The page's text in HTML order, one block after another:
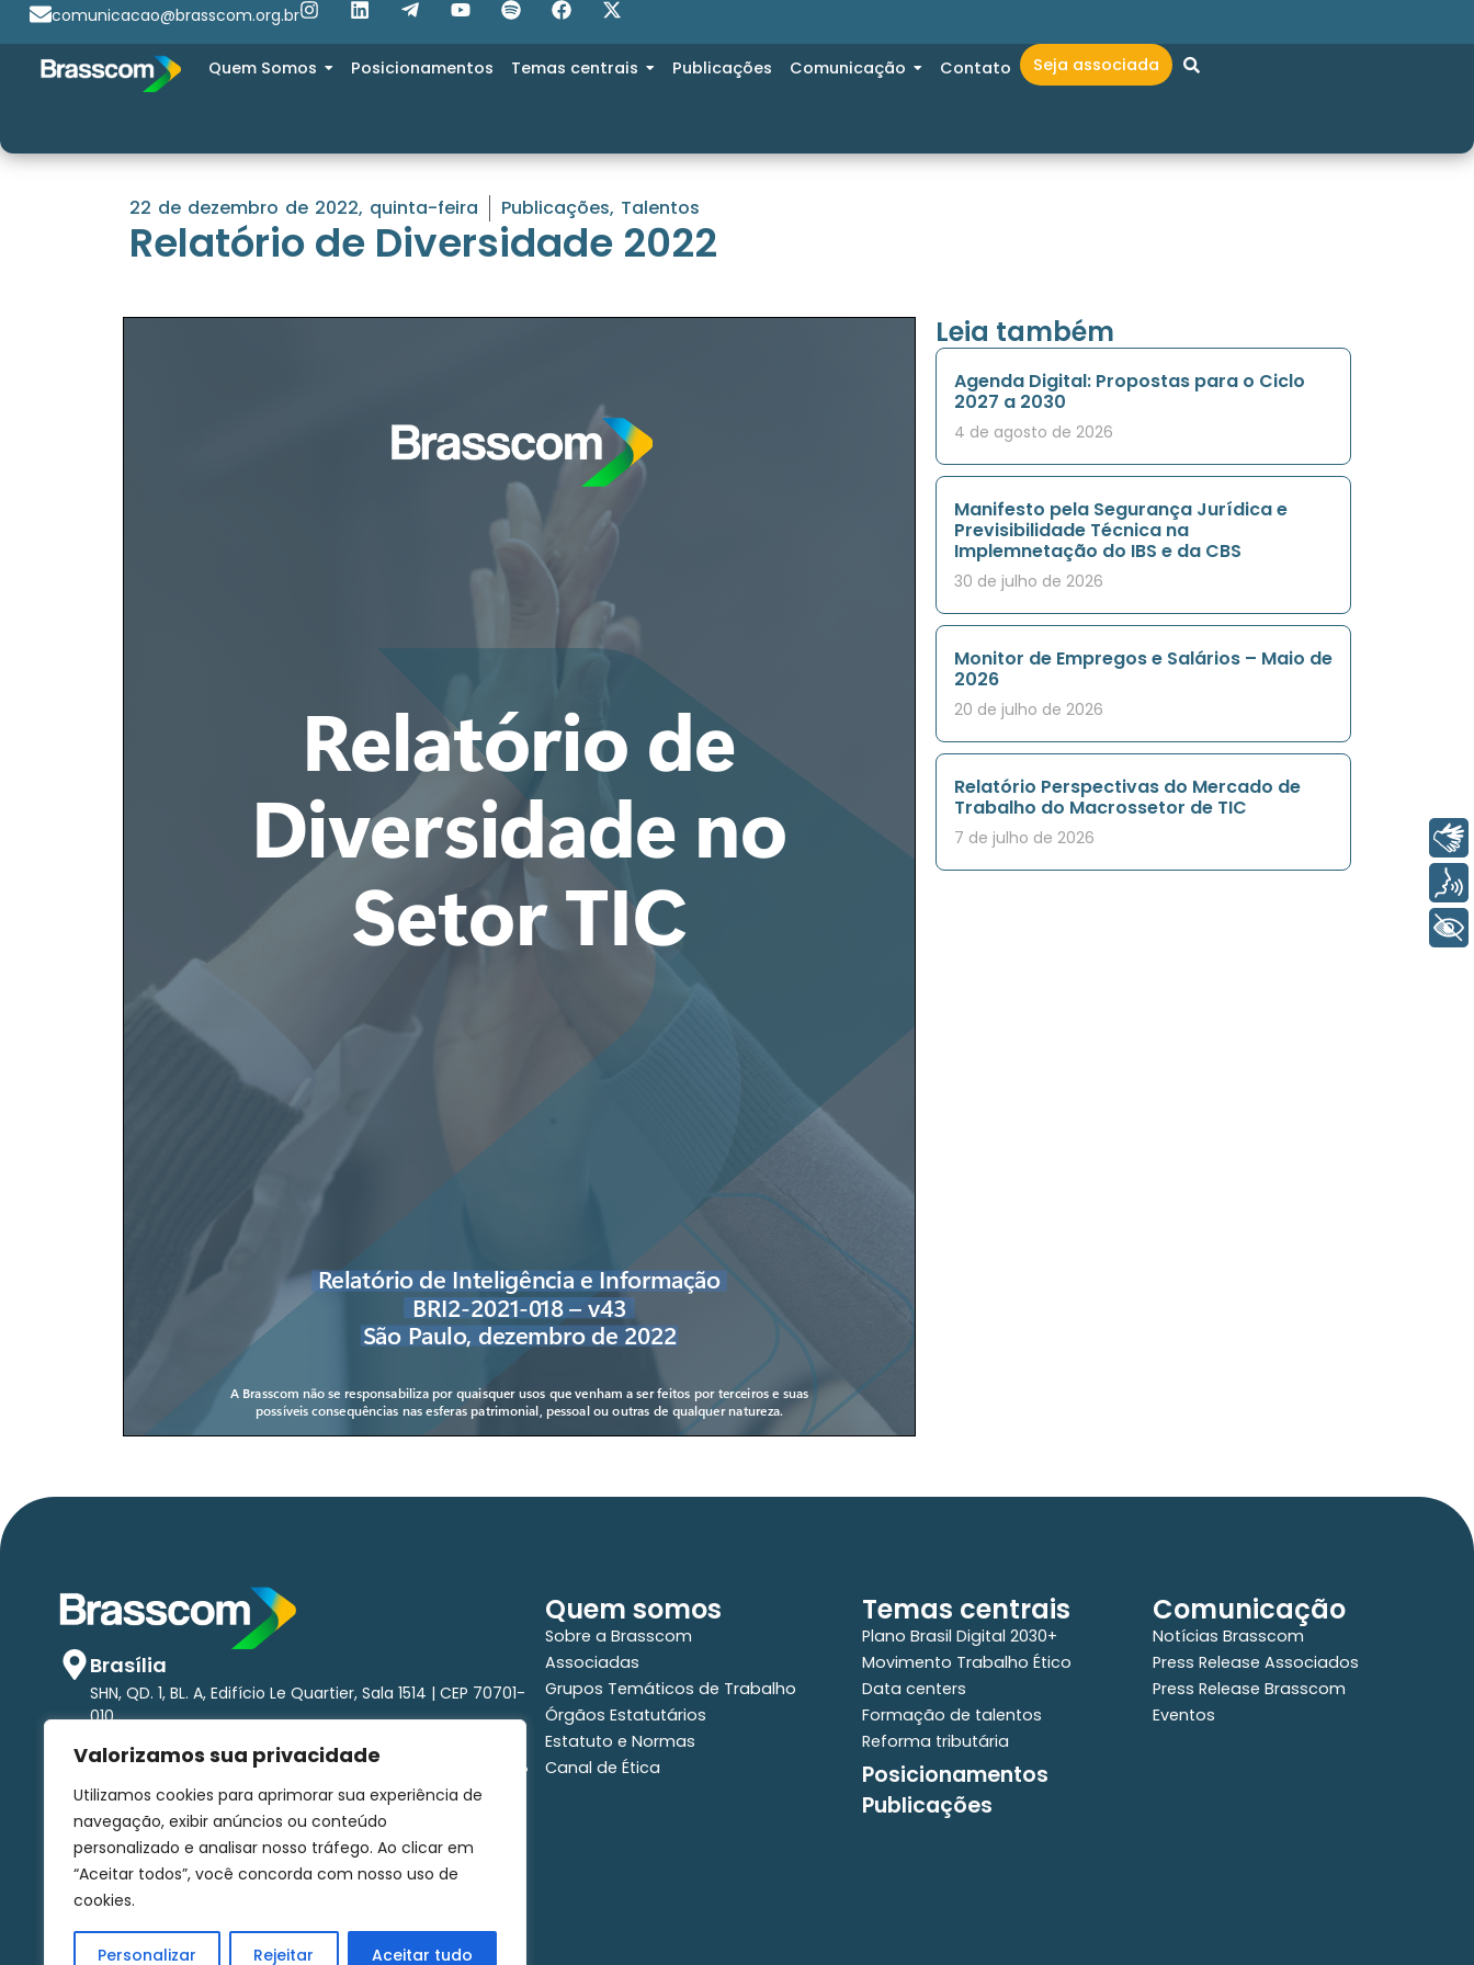
Valorizamos sua privacidade
Utilizamos cookies para aprimorar sua experiência de
navegação, exibir anúncios ou conteúdo
personalizado e analisar nosso tráfego. Ao clicar em
“Aceitar todos”, você concorda com nosso uso de
cookies.
Personalizar Rejeitar Aceitar tudo
comunicacao@brasscom.org.br
Quem Somos Posicionamentos Temas centrais Publicações Comunicação Contato Seja associada
22 de dezembro de 2022, quinta-feira Publicações, Talentos
Relatório de Diversidade 2022
Leia também
Agenda Digital: Propostas para o Ciclo
2027 a 2030
4 de agosto de 2026
Manifesto pela Segurança Jurídica e
Previsibilidade Técnica na
Implemnetação do IBS e da CBS
30 de julho de 2026
Monitor de Empregos e Salários – Maio de
2026
20 de julho de 2026
Relatório Perspectivas do Mercado de
Trabalho do Macrossetor de TIC
7 de julho de 2026
Brasília
SHN, QD. 1, BL. A, Edifício Le Quartier, Sala 1514 | CEP 70701-
010
São Paulo
Av. Brigadeiro Faria Lima, 1.485 - Pinheiros Torre norte - 2°
andar | CEP 01452-002
comunicacao@brasscom.org.br
Associe-se
Quem somos
Sobre a Brasscom
Associadas
Grupos Temáticos de Trabalho
Órgãos Estatutários
Estatuto e Normas
Canal de Ética
Temas centrais
Plano Brasil Digital 2030+
Movimento Trabalho Ético
Data centers
Formação de talentos
Reforma tributária
Posicionamentos
Publicações
Comunicação
Notícias Brasscom
Press Release Associados
Press Release Brasscom
Eventos